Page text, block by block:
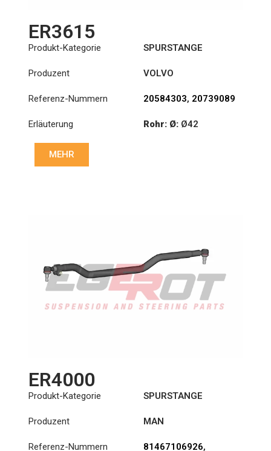
ER3615
Produkt-Kategorie SPURSTANGE
Produzent VOLVO
Referenz-Nummern 20584303, 20739089
Erläuterung Rohr: Ø: Ø42
MEHR
ER4000
Produkt-Kategorie SPURSTANGE
Produzent MAN
Referenz-Nummern 81467106926,